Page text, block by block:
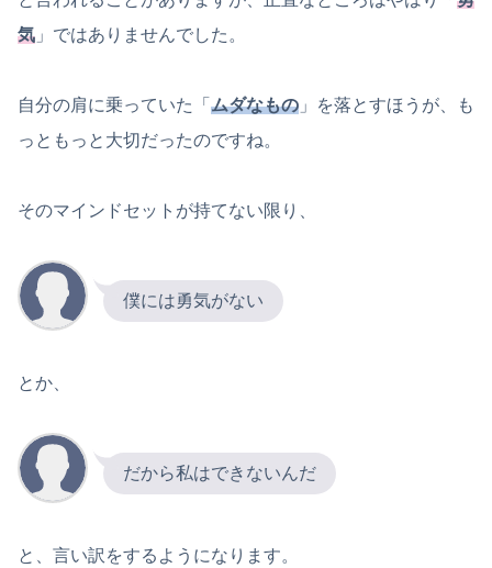
気 」ではありませんでした。
自分の肩に乗っていた「 ムダなもの 」を落とすほうが、も
っともっと大切だったのですね。
そのマインドセットが持てない限り、
僕には勇気がない
とか、
だから私はできないんだ
と、言い訳をするようになります。